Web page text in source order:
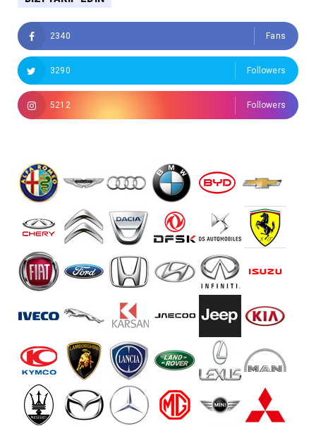
2340 Fans
3290 Followers
5212 Followers